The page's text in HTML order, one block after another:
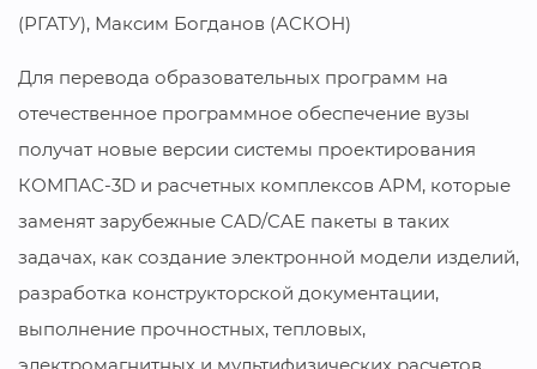
(РГАТУ), Максим Богданов (АСКОН)
Для перевода образовательных программ на
отечественное программное обеспечение вузы
получат новые версии системы проектирования
КОМПАС-3D и расчетных комплексов APM, которые
заменят зарубежные CAD/CAE пакеты в таких
задачах, как создание электронной модели изделий,
разработка конструкторской документации,
выполнение прочностных, тепловых,
электромагнитных и мультифизических расчетов.